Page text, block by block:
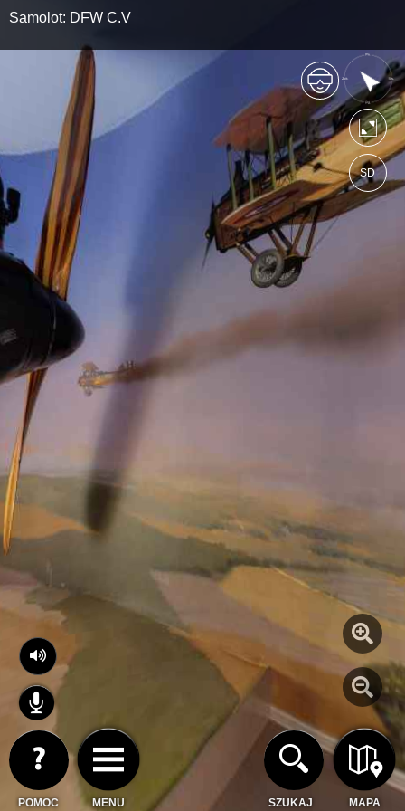
https://skrzydlawielkiejwojny.wkraj.pl
Mapa serwisu
Samolot: DFW C.V
MENU MAPA
POMOC
SD
SZUKAJ